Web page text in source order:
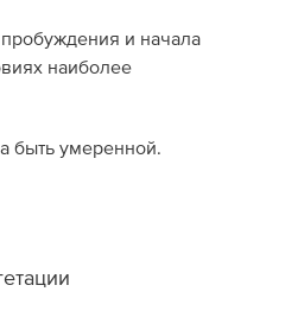
и начала
наиболее
быть умеренной.